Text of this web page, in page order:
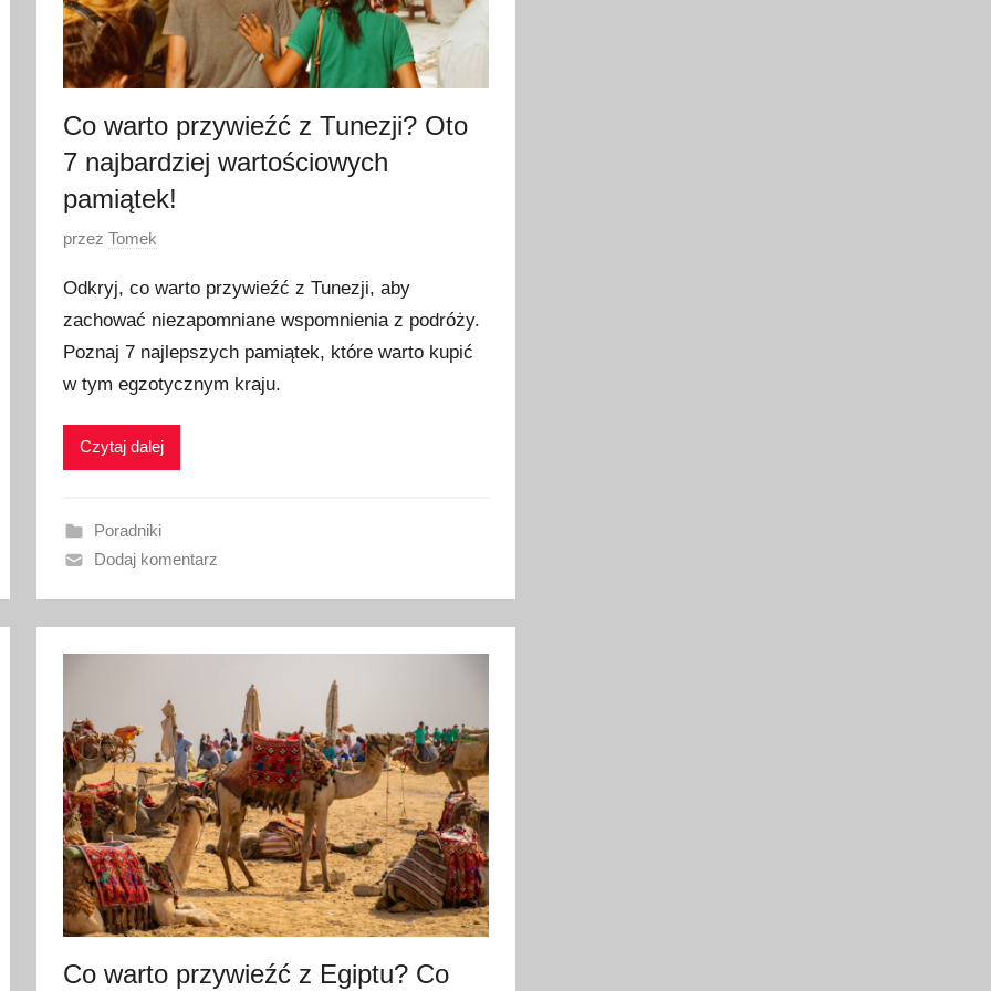
2
0
2
Co warto przywieźć z Tunezji? Oto
7 najbardziej wartościowych
pamiątek!
O
u
b
l
i
w
n
o
c
a
2
0
2
3
przezTomek
Odkryj, co warto przywieźć z Tunezji, aby
zachować niezapomniane wspomnienia z podróży.
Poznaj 7 najlepszych pamiątek, które warto kupić
w tym egzotycznym kraju.
Czytaj dalej
Poradniki
Dodaj komentarz
Co warto przywieźć z Egiptu? Co